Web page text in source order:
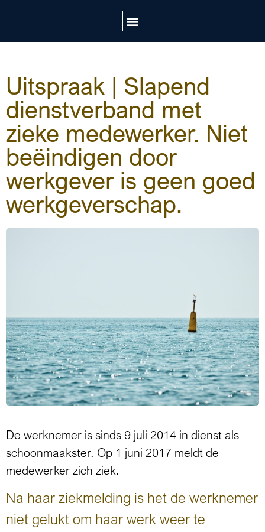
Uitspraak | Slapend
dienstverband met
zieke medewerker. Niet
beëindigen door
werkgever is geen goed
werkgeverschap.
De werknemer is sinds 9 juli 2014 in dienst als
schoonmaakster. Op 1 juni 2017 meldt de
medewerker zich ziek.
Na haar ziekmelding is het de werknemer
niet gelukt om haar werk weer te